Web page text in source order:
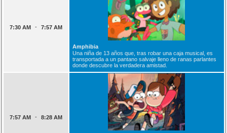
7:30 AM - 7:57 AM
Amphibia
Una niña de 13 años que, tras robar una caja musical, es
transportada a un pantano salvaje lleno de ranas parlantes
donde descubre la verdadera amistad.
7:57 AM - 8:28 AM